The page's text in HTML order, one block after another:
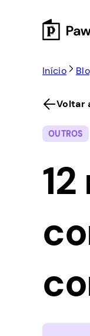
Início
Voltar
OUTROS